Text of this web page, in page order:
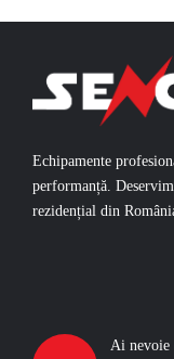
Echipamente
performanță.
rezidențial din
Ai nevoie